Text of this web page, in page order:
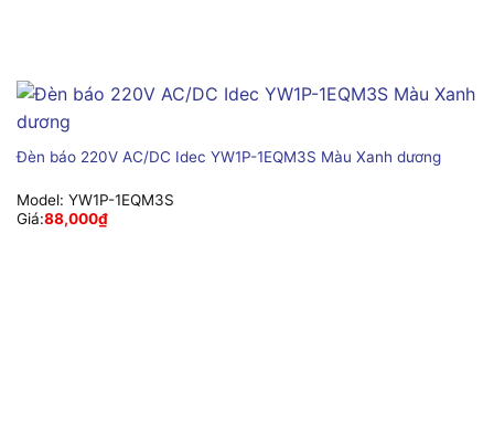
Đèn báo 220V AC/DC Idec YW1P-1EQM3S Màu Xanh dương
Model: YW1P-1EQM3S
Giá:88,000₫